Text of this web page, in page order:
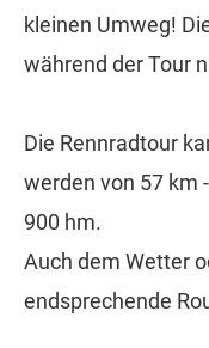
kleinen Umweg!
während der Tour
Die Rennradtour
werden von 57 km
900 hm.
Auch dem Wetter
endsprechende